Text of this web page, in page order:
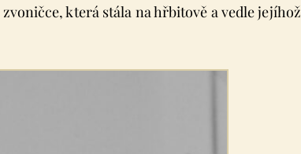
která stála na hřbitově a vedle jejíhož